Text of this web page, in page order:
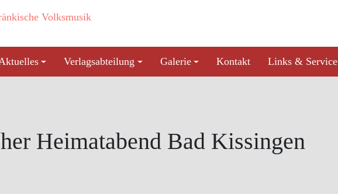
Verlagsabteilung Galerie Kontakt Links & Service
Heimatabend Bad Kissingen